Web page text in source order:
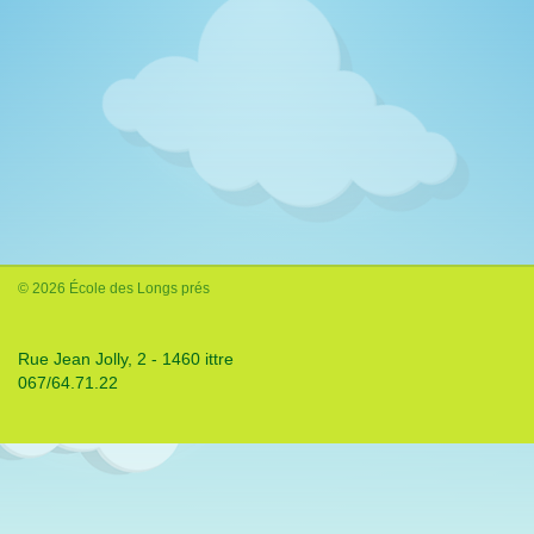
© 2026 École des Longs prés
Rue Jean Jolly, 2 - 1460 ittre
067/64.71.22